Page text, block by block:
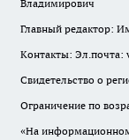
Владимирович
Главный редактор:
Контакты: Эл.почта:
Свидетельство о
Ограничение по
«На